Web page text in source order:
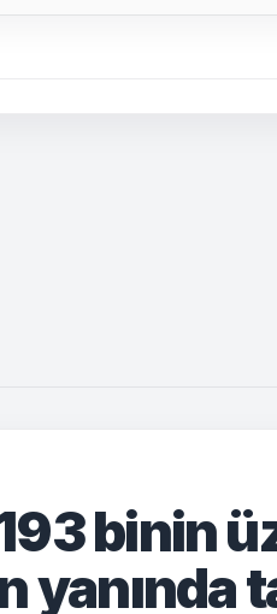
binin
yanında